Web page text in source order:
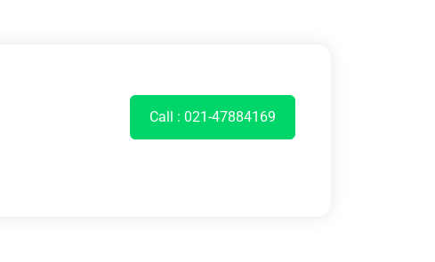
Call : 021-47884169